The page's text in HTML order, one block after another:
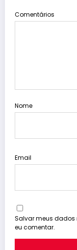
Comentários
Nome
Email
Salvar meus dados
eu comentar.